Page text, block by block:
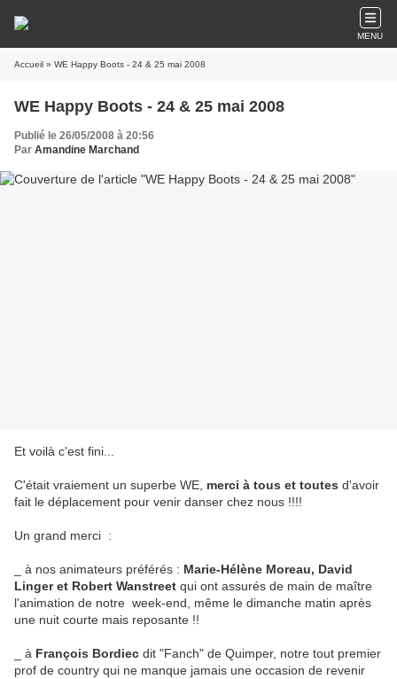
MENU
Accueil » WE Happy Boots - 24 & 25 mai 2008
WE Happy Boots - 24 & 25 mai 2008
Publié le 26/05/2008 à 20:56
Par Amandine Marchand
Et voilà c'est fini...
C'était vraiement un superbe WE, merci à tous et toutes d'avoir
fait le déplacement pour venir danser chez nous !!!!
Un grand merci :
_ à nos animateurs préférés : Marie-Hélène Moreau, David
Linger et Robert Wanstreet qui ont assurés de main de maître
l'animation de notre week-end, même le dimanche matin après
une nuit courte mais reposante !!
_ à François Bordiec dit "Fanch" de Quimper, notre tout premier
prof de country qui ne manque jamais une occasion de revenir